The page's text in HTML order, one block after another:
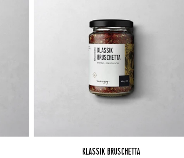
KLASSIK BRUSCHETTA